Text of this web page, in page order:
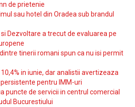
de prietenie
sau hotel din Oradea sub brandul
Dezvoltare a trecut de evaluarea pe
tinerii romani spun ca nu isi permit
in iunie, dar analistii avertizeaza
pentru IMM-uri
puncte de servicii in centrul comercial
Bucurestiului